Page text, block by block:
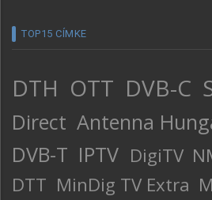
TOP15 CÍMKE
DTH OTT DVB-C
Direct Antenna
DVB-T IPTV DigiTV
DTT MinDig TV Extra